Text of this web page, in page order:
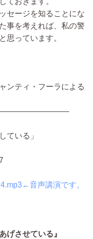
セージを知ることにな
事を考えれば、私の警
思っています。
ンティ・フーラによる
ている」
音声講演です。
げさせている』